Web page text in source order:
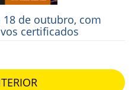
de outubro, com
certificados